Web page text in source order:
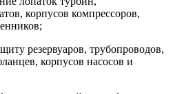
корпусов компрессоров,
резервуаров, трубопроводов,
корпусов насосов и